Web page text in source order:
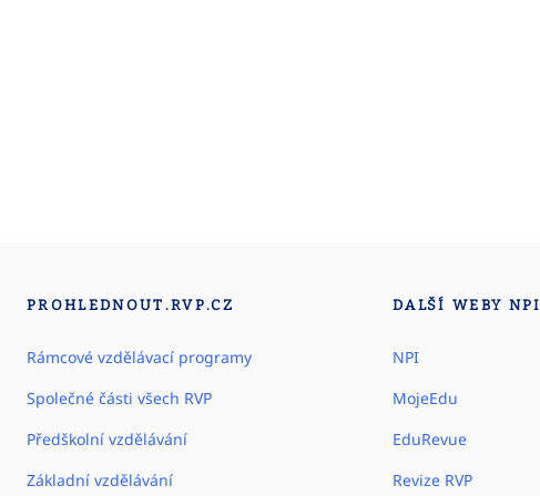
PROHLEDNOUT.RVP.CZ
Rámcové vzdělávací programy
Společné části všech RVP
Předškolní vzdělávání
Základní vzdělávání
DALŠÍ WEBY NPI
NPI
MojeEdu
EduRevue
Revize RVP